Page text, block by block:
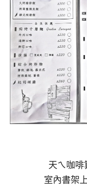
天ㄟ咖
室內書架